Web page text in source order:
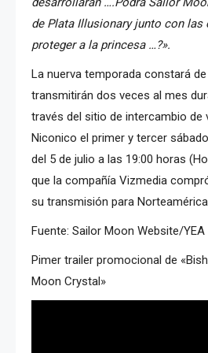
de Plata Illusionary junto con las
proteger a la princesa …?».
La nuerva temporada constará
transmitirán dos veces al mes
través del sitio de intercambio de
Niconico el primer y tercer
del 5 de julio a las 19:00 horas
que la compañía Vizmedia
su transmisión para
Fuente: Sailor Moon Website/YEA
Pimer trailer promocional de
Moon Crystal»